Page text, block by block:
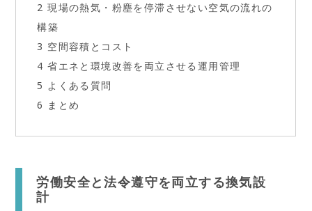
2 現場の熱気・粉塵を停滞させない空気の流れの
構築
3 空間容積とコスト
4 省エネと環境改善を両立させる運用管理
5 よくある質問
6 まとめ
労働安全と法令遵守を両立する換気設
計